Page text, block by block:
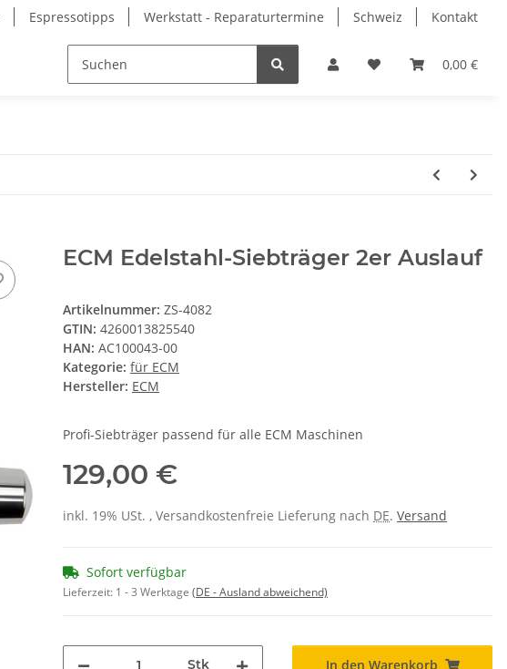
Espressotipps Werkstatt - Reparaturtermine Schweiz Kontakt
0,00 €
ECM Edelstahl-Siebträger 2er Auslauf
Artikelnummer: ZS-4082
GTIN: 4260013825540
HAN: AC100043-00
Kategorie: für ECM
Hersteller: ECM
Profi-Siebträger passend für alle ECM Maschinen
129,00 €
inkl. 19% USt. , Versandkostenfreie Lieferung nach DE. Versand
Sofort verfügbar
Lieferzeit: 1 - 3 Werktage (DE - Ausland abweichend)
Stk In den Warenkorb